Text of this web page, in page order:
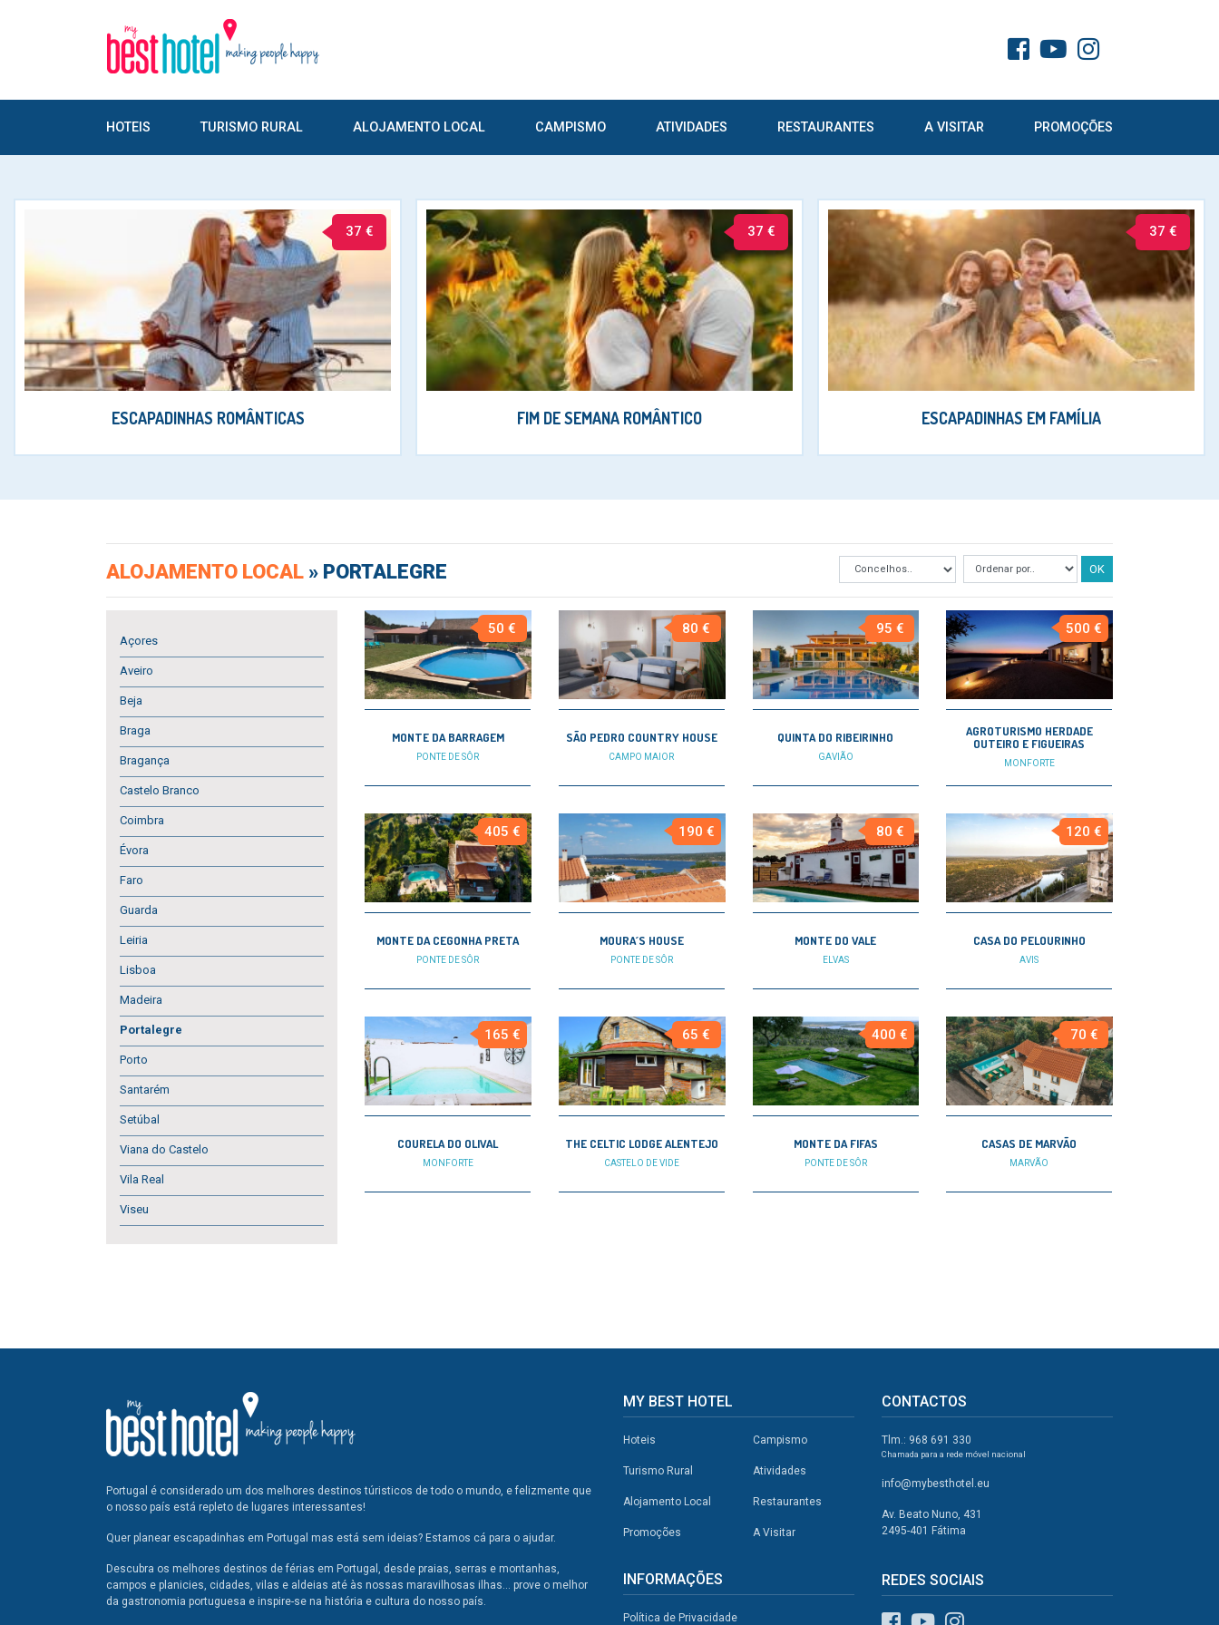
HOTEIS TURISMO RURAL ALOJAMENTO LOCAL CAMPISMO ATIVIDADES RESTAURANTES A VISITAR PROMOÇÕES
37 €
ESCAPADINHAS ROMÂNTICAS
37 €
FIM DE SEMANA ROMÂNTICO
37 €
ESCAPADINHAS EM FAMÍLIA
ALOJAMENTO LOCAL » PORTALEGRE OK
Açores
Aveiro
Beja
Braga
Bragança
Castelo Branco
Coimbra
Évora
Faro
Guarda
Leiria
Lisboa
Madeira
Portalegre
Porto
Santarém
Setúbal
Viana do Castelo
Vila Real
Viseu
50 €
MONTE DA BARRAGEM
PONTE DE SÔR
80 €
SÃO PEDRO COUNTRY HOUSE
CAMPO MAIOR
95 €
QUINTA DO RIBEIRINHO
GAVIÃO
500 €
AGROTURISMO HERDADE
OUTEIRO E FIGUEIRAS
MONFORTE
405 €
MONTE DA CEGONHA PRETA
PONTE DE SÔR
190 €
MOURA´S HOUSE
PONTE DE SÔR
80 €
MONTE DO VALE
ELVAS
120 €
CASA DO PELOURINHO
AVIS
165 €
COURELA DO OLIVAL
MONFORTE
65 €
THE CELTIC LODGE ALENTEJO
CASTELO DE VIDE
400 €
MONTE DA FIFAS
PONTE DE SÔR
70 €
CASAS DE MARVÃO
MARVÃO
Portugal é considerado um dos melhores destinos túristicos de todo o mundo, e felizmente que
o nosso país está repleto de lugares interessantes!
Quer planear escapadinhas em Portugal mas está sem ideias? Estamos cá para o ajudar.
Descubra os melhores destinos de férias em Portugal, desde praias, serras e montanhas,
campos e planicies, cidades, vilas e aldeias até às nossas maravilhosas ilhas... prove o melhor
da gastronomia portuguesa e inspire-se na história e cultura do nosso país.
MY BEST HOTEL
Hoteis
Turismo Rural
Alojamento Local
Promoções
Campismo
Atividades
Restaurantes
A Visitar
INFORMAÇÕES
Política de Privacidade
CONTACTOS
Tlm.: 968 691 330
Chamada para a rede móvel nacional
info@mybesthotel.eu
Av. Beato Nuno, 431
2495-401 Fátima
REDES SOCIAIS